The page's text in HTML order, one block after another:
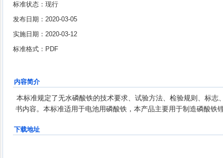
京工业大学、衢州华友资源再生科技有限公
司、浙江华友钴业股份有限公司
标准状态：现行
发布日期：2020-03-05
实施日期：2020-03-12
标准格式：PDF
内容简介
本标准规定了无水磷酸铁的技术要求、试验方法、检验规则、标志
书内容。本标准适用于电池用磷酸铁，本产品主要用于制造磷酸铁
下载地址